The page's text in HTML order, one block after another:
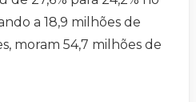
a 18,9 milhões de
moram 54,7 milhões de